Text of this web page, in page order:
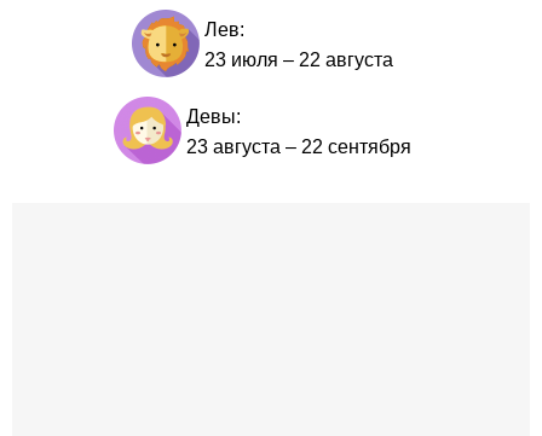
Лев:
23 июля – 22 августа
Девы:
23 августа – 22 сентября